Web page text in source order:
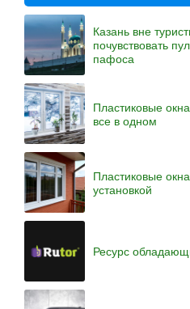
Казань вне
почувствовать
пафоса
Пластиковые
все в одном
Пластиковые
установкой
Ресурс